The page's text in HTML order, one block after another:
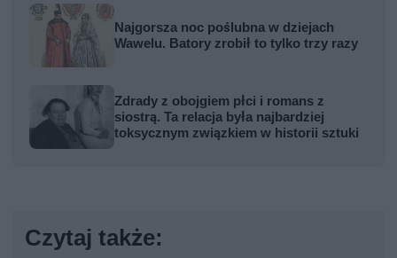
Najgorsza noc poślubna w dziejach
Wawelu. Batory zrobił to tylko trzy razy
Zdrady z obojgiem płci i romans z
siostrą. Ta relacja była najbardziej
toksycznym związkiem w historii sztuki
Czytaj także: